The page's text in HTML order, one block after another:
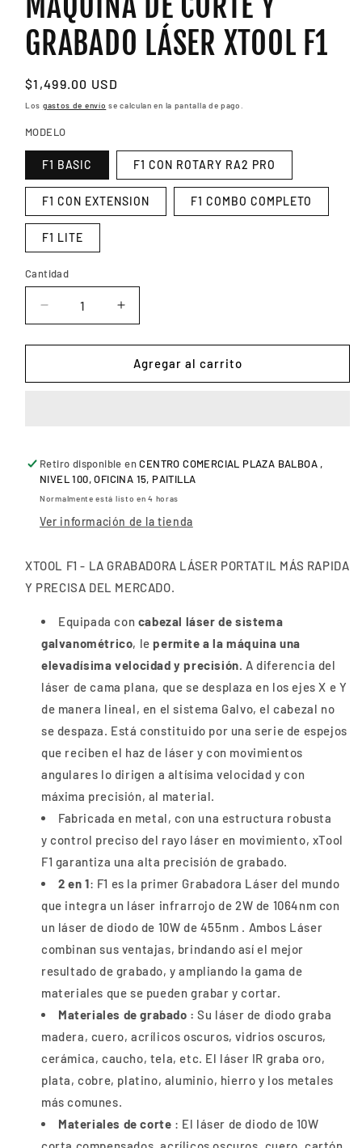
GRABADO LÁSER XTOOL F1
Precio
habitual
$1,499.00 USD
Los gastos de envío se calculan en la pantalla de pago.
MODELO
F1 BASIC F1 CON ROTARY RA2 PRO
F1 CON EXTENSION F1 COMBO COMPLETO
F1 LITE
Cantidad
Reducir
cantidad
para
DE
XTOOL
F1
Aumentar
cantidad
para
MÁQUINA
DE
XTOOL
F1
Agregar al carrito
Retiro disponible enCENTRO COMERCIAL PLAZA BALBOA ,
NIVEL 100, OFICINA 15, PAITILLA
Normalmente está listo en 4 horas
Ver información de la tienda
XTOOL F1 - LA GRABADORA LÁSER PORTATIL MÁS RAPIDA
Y PRECISA DEL MERCADO.
Equipada con cabezal láser de sistema
galvanométrico, le permite a la máquina una
elevadísima velocidad y precisión. A diferencia del
láser de cama plana, que se desplaza en los ejes X e Y
de manera lineal, en el sistema Galvo, el cabezal no
se despaza. Está constituido por una serie de espejos
que reciben el haz de láser y con movimientos
angulares lo dirigen a altísima velocidad y con
máxima precisión, al material.
Fabricada en metal, con una estructura robusta
y control preciso del rayo láser en movimiento, xTool
F1 garantiza una alta precisión de grabado.
2 en 1: F1 es la primer Grabadora Láser del mundo
que integra un láser infrarrojo de 2W de 1064nm con
un láser de diodo de 10W de 455nm . Ambos Láser
combinan sus ventajas, brindando así el mejor
resultado de grabado, y ampliando la gama de
materiales que se pueden grabar y cortar.
Materiales de grabado : Su láser de diodo graba
madera, cuero, acrílicos oscuros, vidrios oscuros,
cerámica, caucho, tela, etc. El láser IR graba oro,
plata, cobre, platino, aluminio, hierro y los metales
más comunes.
Materiales de corte : El láser de diodo de 10W